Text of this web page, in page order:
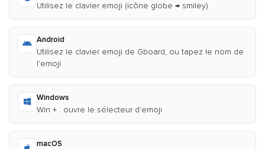
Utilisez le clavier emoji (icône globe → smiley)
Android
Utilisez le clavier emoji de Gboard, ou tapez le nom de
l'emoji
Windows
Win + . ouvre le sélecteur d'emoji
macOS